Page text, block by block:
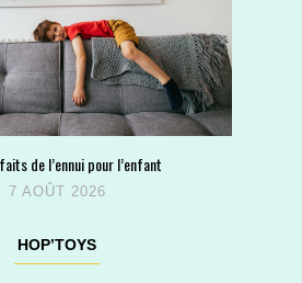
de l’ennui pour l’enfant
7 AOÛT 2026
HOP’TOYS